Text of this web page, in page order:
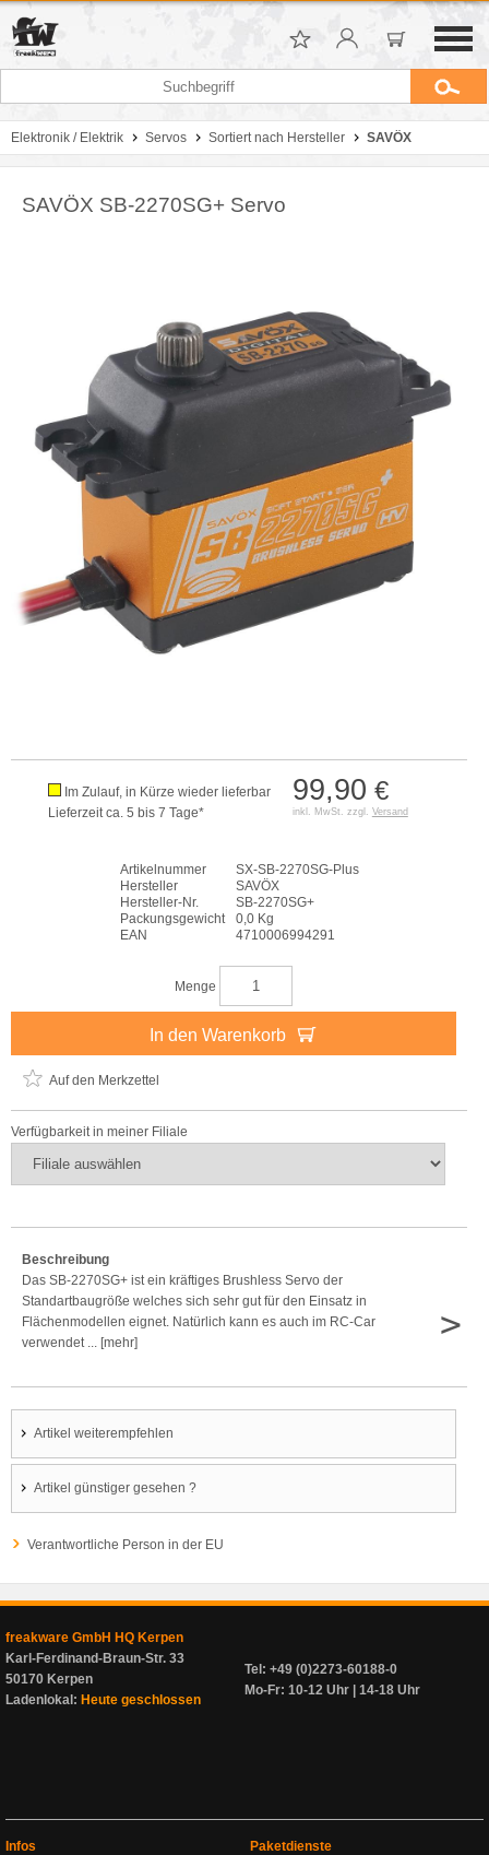
Elektronik / Elektrik Servos Sortiert nach Hersteller SAVÖX
SAVÖX SB-2270SG+ Servo
99,90 €
inkl. MwSt. zzgl. Versand
Im Zulauf, in Kürze wieder lieferbar
Lieferzeit ca. 5 bis 7 Tage*
Artikelnummer
SX-SB-2270SG-Plus
Hersteller
SAVÖX
Hersteller-Nr.
SB-2270SG+
Packungsgewicht
0,0 Kg
EAN
4710006994291
Menge
In den Warenkorb
Auf den Merkzettel
Verfügbarkeit in meiner Filiale
Beschreibung
Das SB-2270SG+ ist ein kräftiges Brushless Servo der
Standartbaugröße welches sich sehr gut für den Einsatz in
Flächenmodellen eignet. Natürlich kann es auch im RC-Car
verwendet ... [mehr]
>
Artikel weiterempfehlen
Artikel günstiger gesehen ?
Verantwortliche Person in der EU
freakware GmbH HQ Kerpen
Karl-Ferdinand-Braun-Str. 33
50170 Kerpen
Ladenlokal: Heute geschlossen
Tel: +49 (0)2273-60188-0
Mo-Fr: 10-12 Uhr | 14-18 Uhr
Infos
Paketdienste